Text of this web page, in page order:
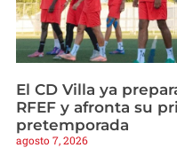
El CD Villa ya
RFEF y afronta su
pretemporada
agosto 7, 2026